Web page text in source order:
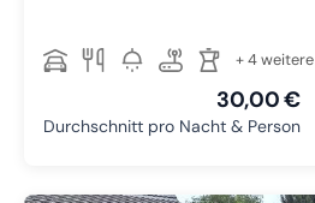
+ 4 weitere
30,00 €
Durchschnitt pro Nacht & Person